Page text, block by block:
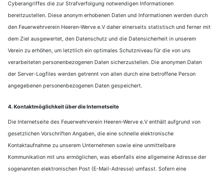
Cyberangriffes die zur Strafverfolgung notwendigen Informationen
bereitzustellen. Diese anonym erhobenen Daten und Informationen werden durch
den Feuerwehrverein Heeren-Werve e.V daher einerseits statistisch und ferner mit
dem Ziel ausgewertet, den Datenschutz und die Datensicherheit in unserem
Verein zu erhöhen, um letztlich ein optimales Schutzniveau für die von uns
verarbeiteten personenbezogenen Daten sicherzustellen. Die anonymen Daten
der Server-Logfiles werden getrennt von allen durch eine betroffene Person
angegebenen personenbezogenen Daten gespeichert.
4. Kontaktmöglichkeit über die Internetseite
Die Internetseite des Feuerwehrverein Heeren-Werve e.V enthält aufgrund von
gesetzlichen Vorschriften Angaben, die eine schnelle elektronische
Kontaktaufnahme zu unserem Unternehmen sowie eine unmittelbare
Kommunikation mit uns ermöglichen, was ebenfalls eine allgemeine Adresse der
sogenannten elektronischen Post (E-Mail-Adresse) umfasst. Sofern eine